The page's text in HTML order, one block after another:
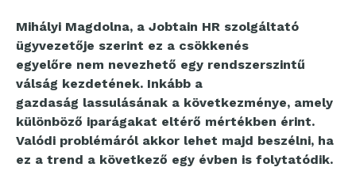
Mihályi Magdolna, a Jobtain HR szolgáltató
ügyvezetője szerint ez a csökkenés
egyelőre nem nevezhető egy rendszerszintű
válság kezdetének. Inkább a
gazdaság lassulásának a következménye, amely
különböző iparágakat eltérő mértékben érint.
Valódi problémáról akkor lehet majd beszélni, ha
ez a trend a következő egy évben is folytatódik.